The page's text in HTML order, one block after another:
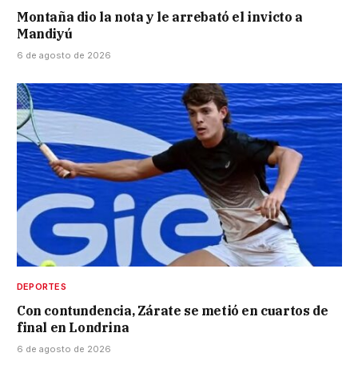
Montaña dio la nota y le arrebató el invicto a
Mandiyú
6 de agosto de 2026
DEPORTES
Con contundencia, Zárate se metió en cuartos de
final en Londrina
6 de agosto de 2026